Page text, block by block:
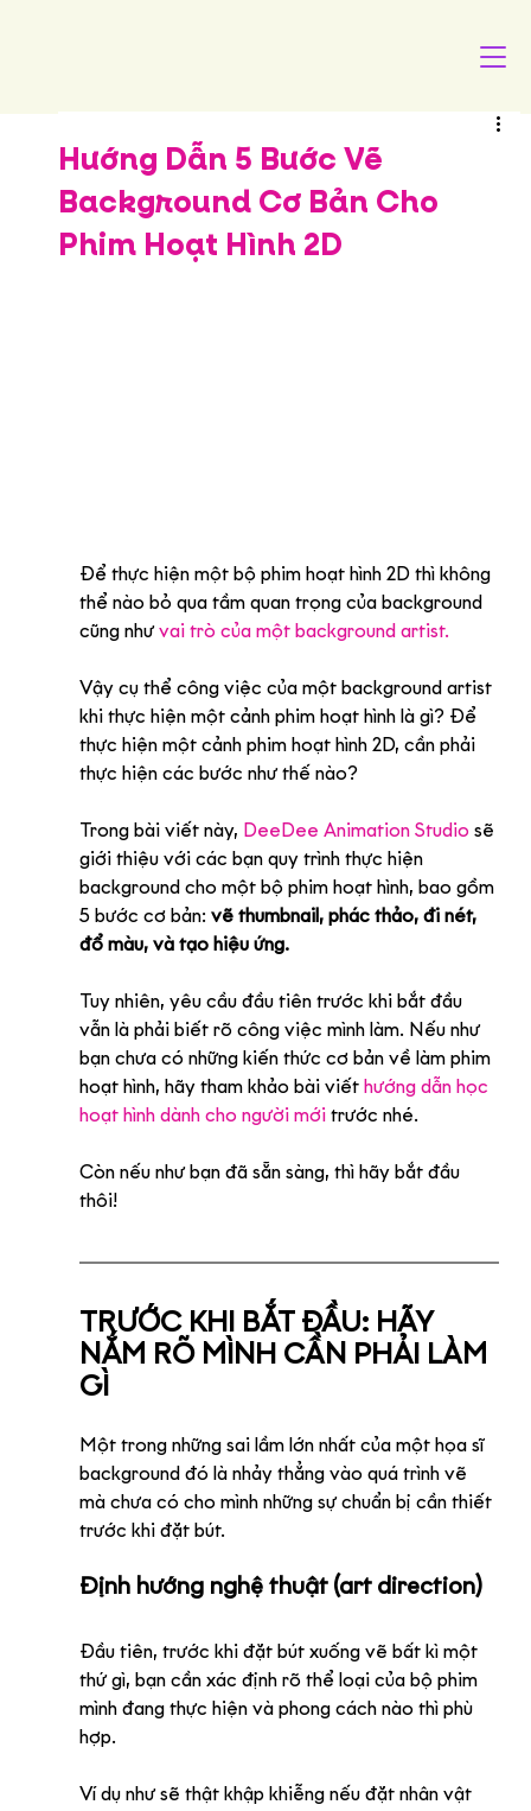
Hướng Dẫn 5 Bước Vẽ
Background Cơ Bản Cho
Phim Hoạt Hình 2D
Để thực hiện một bộ phim hoạt hình 2D thì không
thể nào bỏ qua tầm quan trọng của background
cũng như vai trò của một background artist.
Vậy cụ thể công việc của một background artist
khi thực hiện một cảnh phim hoạt hình là gì? Để
thực hiện một cảnh phim hoạt hình 2D, cần phải
thực hiện các bước như thế nào?
Trong bài viết này, DeeDee Animation Studio sẽ
giới thiệu với các bạn quy trình thực hiện
background cho một bộ phim hoạt hình, bao gồm
5 bước cơ bản: vẽ thumbnail, phác thảo, đi nét,
đổ màu, và tạo hiệu ứng.
Tuy nhiên, yêu cầu đầu tiên trước khi bắt đầu
vẫn là phải biết rõ công việc mình làm. Nếu như
bạn chưa có những kiến thức cơ bản về làm phim
hoạt hình, hãy tham khảo bài viết hướng dẫn học
hoạt hình dành cho người mới trước nhé.
Còn nếu như bạn đã sẵn sàng, thì hãy bắt đầu
thôi!
TRƯỚC KHI BẮT ĐẦU: HÃY
NẮM RÕ MÌNH CẦN PHẢI LÀM
GÌ
Một trong những sai lầm lớn nhất của một họa sĩ
background đó là nhảy thẳng vào quá trình vẽ
mà chưa có cho mình những sự chuẩn bị cần thiết
trước khi đặt bút.
Định hướng nghệ thuật (art direction)
Đầu tiên, trước khi đặt bút xuống vẽ bất kì một
thứ gì, bạn cần xác định rõ thể loại của bộ phim
mình đang thực hiện và phong cách nào thì phù
hợp.
Ví dụ như sẽ thật khập khiễng nếu đặt nhân vật